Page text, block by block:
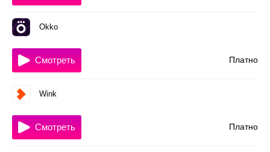
Okko
Платно
Смотреть
Wink
Платно
Смотреть